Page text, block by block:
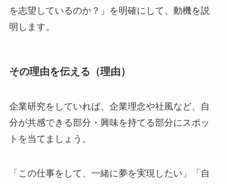
を志望しているのか？」を明確にして、動機を説
明します。
その理由を伝える（理由）
企業研究をしていれば、企業理念や社風など、自
分が共感できる部分・興味を持てる部分にスポッ
トを当てましょう。
「この仕事をして、一緒に夢を実現したい」「自